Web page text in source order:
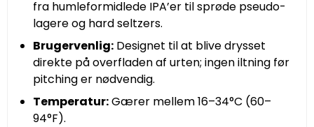
fra humleformidlede IPA’er til sprøde pseudo-
lagere og hard seltzers.
Brugervenlig: Designet til at blive drysset
direkte på overfladen af urten; ingen iltning før
pitching er nødvendig.
Temperatur:Gærer mellem 16–34°C (60–
94°F).